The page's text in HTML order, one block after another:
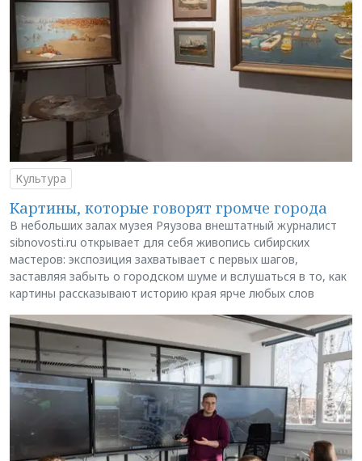
Культура
Картины, которые говорят громче города
В небольших залах музея Ряузова внештатный журналист
sibnovosti.ru открывает для себя живопись сибирских
мастеров: экспозиция захватывает с первых шагов,
заставляя забыть о городском шуме и вслушаться в то, как
картины рассказывают историю края ярче любых слов